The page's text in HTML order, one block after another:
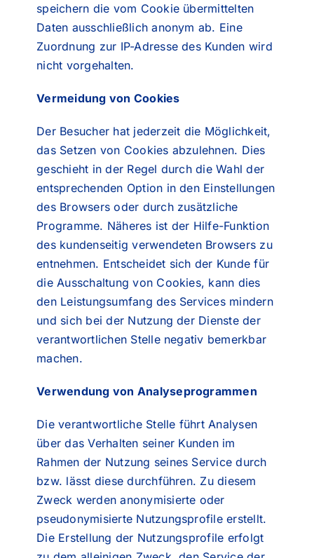
speichern die vom Cookie übermittelten
Daten ausschließlich anonym ab. Eine
Zuordnung zur IP-Adresse des Kunden wird
nicht vorgehalten.
Vermeidung von Cookies
Der Besucher hat jederzeit die Möglichkeit,
das Setzen von Cookies abzulehnen. Dies
geschieht in der Regel durch die Wahl der
entsprechenden Option in den Einstellungen
des Browsers oder durch zusätzliche
Programme. Näheres ist der Hilfe-Funktion
des kundenseitig verwendeten Browsers zu
entnehmen. Entscheidet sich der Kunde für
die Ausschaltung von Cookies, kann dies
den Leistungsumfang des Services mindern
und sich bei der Nutzung der Dienste der
verantwortlichen Stelle negativ bemerkbar
machen.
Verwendung von Analyseprogrammen
Die verantwortliche Stelle führt Analysen
über das Verhalten seiner Kunden im
Rahmen der Nutzung seines Service durch
bzw. lässt diese durchführen. Zu diesem
Zweck werden anonymisierte oder
pseudonymisierte Nutzungsprofile erstellt.
Die Erstellung der Nutzungsprofile erfolgt